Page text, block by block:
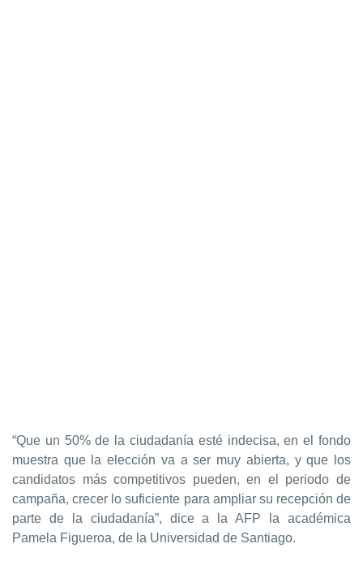
“Que un 50% de la ciudadanía esté indecisa, en el fondo
muestra que la elección va a ser muy abierta, y que los
candidatos más competitivos pueden, en el periodo de
campaña, crecer lo suficiente para ampliar su recepción de
parte de la ciudadanía”, dice a la AFP la académica
Pamela Figueroa, de la Universidad de Santiago.